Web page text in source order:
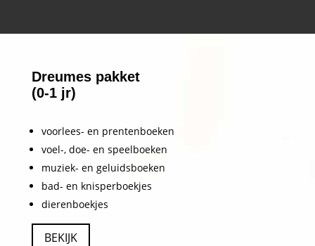
Dreumes pakket
(0-1 jr)
voorlees- en prentenboeken
voel-, doe- en speelboeken
muziek- en geluidsboeken
bad- en knisperboekjes
dierenboekjes
BEKIJK